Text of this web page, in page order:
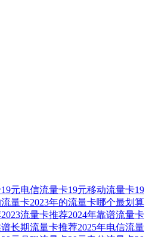
19元电信流量卡19元移动流量卡19
量卡2023年的流量卡哪个最划算
2023流量卡推荐2024年靠谱流量卡
谱长期流量卡推荐2025年电信流量